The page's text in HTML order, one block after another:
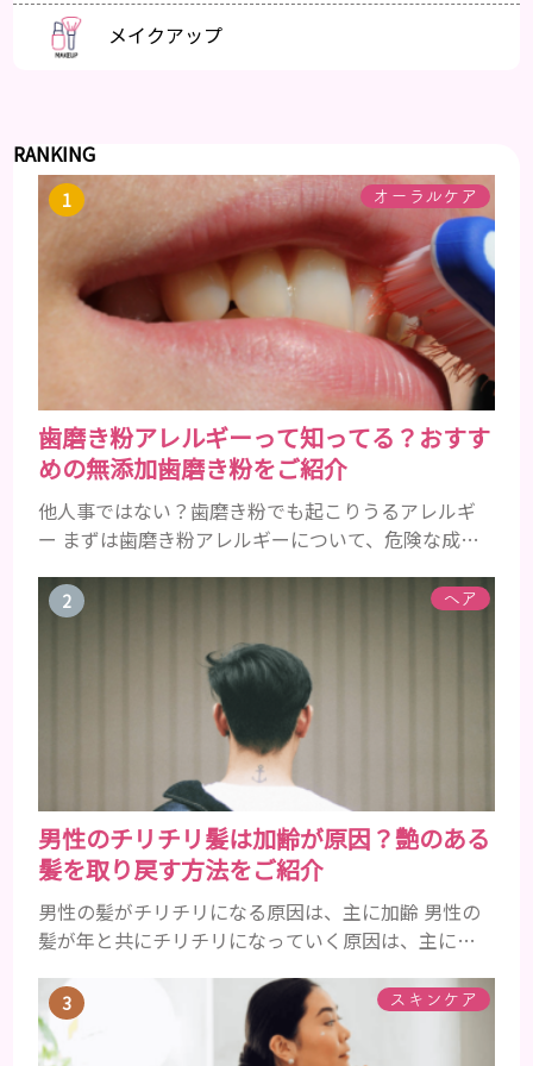
メイクアップ
RANKING
オーラルケア
歯磨き粉アレルギーって知ってる？おすす
めの無添加歯磨き粉をご紹介
他人事ではない？歯磨き粉でも起こりうるアレルギ
ー まずは歯磨き粉アレルギーについて、危険な成分
まれるアレルギーを起こすおそれのある成分 まず、
普段お使いの歯磨き粉に含まれているどの成分にア
レルギーを引き起こすおそれがあるのかを説明しま
すね。 •フッ素･･･歯の表面のエナメルを守り強くし
たり、虫歯と防ぐ働きを持つ成分 •香味料 ･･･歯磨き
ヘア
男性のチリチリ髪は加齢が原因？艶のある
髪を取り戻す方法をご紹介
男性の髪がチリチリになる原因は、主に加齢 男性の
髪が年と共にチリチリになっていく原因は、主に加
にツヤがあった男性も、いつのまにか髪がチリチリ
でペタンとするようになったと感じる人もいるでし
ょう。特に大人の男性としての魅力が出てくる40代
スキンケア